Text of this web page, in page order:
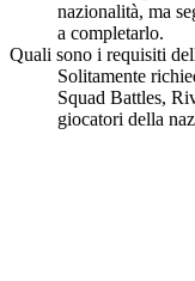
nazionalità, ma
a completarlo.
Quali sono i requisiti
Solitamente
Squad Battles,
giocatori della